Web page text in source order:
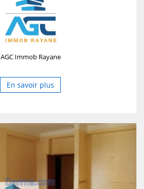
AGC Immob Rayane
En savoir plus